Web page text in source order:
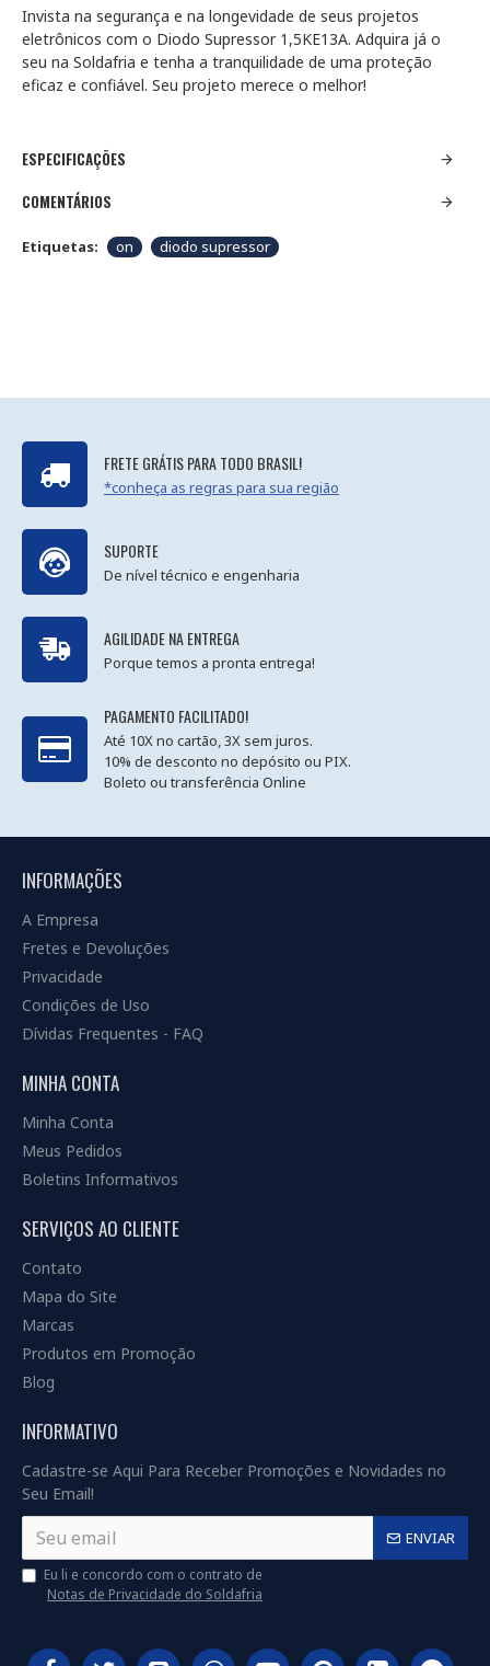
Invista na segurança e na longevidade de seus projetos
eletrônicos com o Diodo Supressor 1,5KE13A. Adquira já o
seu na Soldafria e tenha a tranquilidade de uma proteção
eficaz e confiável. Seu projeto merece o melhor!
ESPECIFICAÇÕES
COMENTÁRIOS
Etiquetas: on diodo supressor
FRETE GRÁTIS PARA TODO BRASIL!
*conheça as regras para sua região
SUPORTE
De nível técnico e engenharia
AGILIDADE NA ENTREGA
Porque temos a pronta entrega!
PAGAMENTO FACILITADO!
Até 10X no cartão, 3X sem juros.
10% de desconto no depósito ou PIX.
Boleto ou transferência Online
INFORMAÇÕES
A Empresa
Fretes e Devoluções
Privacidade
Condições de Uso
Dívidas Frequentes - FAQ
MINHA CONTA
Minha Conta
Meus Pedidos
Boletins Informativos
SERVIÇOS AO CLIENTE
Contato
Mapa do Site
Marcas
Produtos em Promoção
Blog
INFORMATIVO
Cadastre-se Aqui Para Receber Promoções e Novidades no
Seu Email!
ENVIAR
Eu li e concordo com o contrato de
Notas de Privacidade do Soldafria